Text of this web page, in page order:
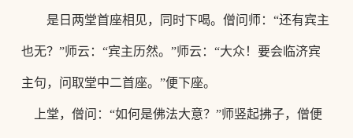
是日两堂首座相见，同时下喝。僧问师： “还有宾主
也无？”师云：“宾主历然。”师云：“大众！ 要会临济宾
主句，问取堂中二首座。 ”便下座。
上堂，僧问： “如何是佛法大意？”师竖起拂子，僧便